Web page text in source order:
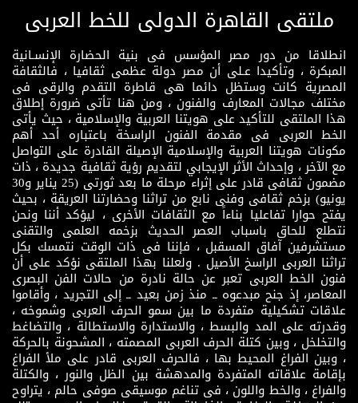
ملتقى القاهرة الدولى للخط العربى
انطلاقا من دور مصر المؤسس فى بنية الحضارة الإنسـانية
المبكرة ، وتأكيدا عـلى أن مصر دولة عظمى ثقافيا ، فالثقافة
المصرية كانت وستظل دائما هى قاطرة التقدم والرقى فى
مختلف مجالات المعارف والفنون ، ومن هنا تأتى ضرورة إطلاق
هذا الملتقى للتأكيد على هويتنا العربية والإسلامية ، حيث يأتى
الخط العربى فى مقدمة الفنون الراسخة باعتباره أحد أهم
مكونات هويتنا العربية والإسلامية الإصيلة القادرة على التواصل
مع الآخر ، وإحداث الأثر الإيجابي لتقديم رؤية ثقافية جديدة ، ذات
مضمون ثقافى قادر على إثراء مرحلة ما بعد ثورتى (25 يناير و30
يونيو) بزخم ثقافى وفنى نابع من تراثنا وحضارتنا العريقة ، بحيث
يفتح حوارا تفاعليا بناءاً مع الثقافات الأخرى ، ليؤكد أننا ونحن
نتطلع للحاق باسباب العصر الحديث بزخمه العلمى والتقنى
مستشرفين آفاق المسقبل ، فإننا فى ذات الوقت نتمسك بكل
تراثنا العربى الراسخ الأصيل . ولعلنا بهذا الملتقى نؤكد على أن
فنون الخط العربى تعبر عن حالة نادرة من حالات الفن البصرى
المعاصر، إذ جنح مبدعوه ــ منذ زمن بعيد ــ إلى التجريد ، وأقاموا
علاقات تشكيلية متفردة ما بين سمو الحرف العربى وشموخه ،
وقدرته على المد والبسط ، والاستدارة والاستطالة ، والتضاغط
والتخلخل ، وبين كتلة الحرف العربى المصمته ، المشحونة بالحركة
، وبين الفراغ المحيط بها ، فالحرف العربى قادر على ملأ الفراغ
بإقامة علاقاته المتفردة والمدهشة بين الظل والنور ، والكتلة
والفراغ ، والخط واللون ، فى تناغم موسيقى صوفى حالم ، يتراوح